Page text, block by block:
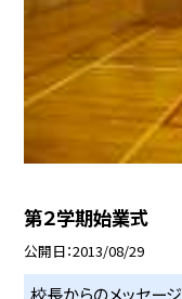
第２学期始業式
公開日 2013/08/29
校長からのメッセージ